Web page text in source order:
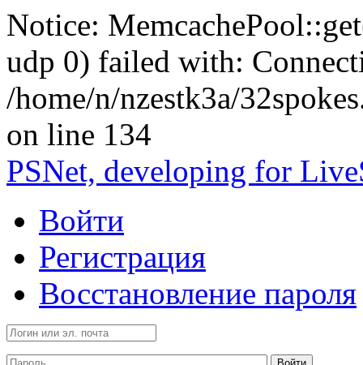
Notice:
udp 0) failed with:
/home/n/nzestk3a/
on line 134
PSNet, developing for
Войти
Регистрация
Восстановление пароля